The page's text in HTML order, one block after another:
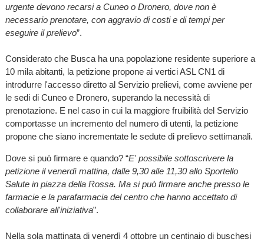
urgente devono recarsi a Cuneo o Dronero, dove non è
necessario prenotare, con aggravio di costi e di tempi per
eseguire il prelievo”.
Considerato che Busca ha una popolazione residente superiore a
10 mila abitanti, la petizione propone ai vertici ASL CN1 di
introdurre l'accesso diretto al Servizio prelievi, come avviene per
le sedi di Cuneo e Dronero, superando la necessità di
prenotazione. E nel caso in cui la maggiore fruibilità del Servizio
comportasse un incremento del numero di utenti, la petizione
propone che siano incrementate le sedute di prelievo settimanali.
Dove si può firmare e quando? “E' possibile sottoscrivere la
petizione il venerdì mattina, dalle 9,30 alle 11,30 allo Sportello
Salute in piazza della Rossa. Ma si può firmare anche presso le
farmacie e la parafarmacia del centro che hanno accettato di
collaborare all'iniziativa”.
Nella sola mattinata di venerdì 4 ottobre un centinaio di buschesi